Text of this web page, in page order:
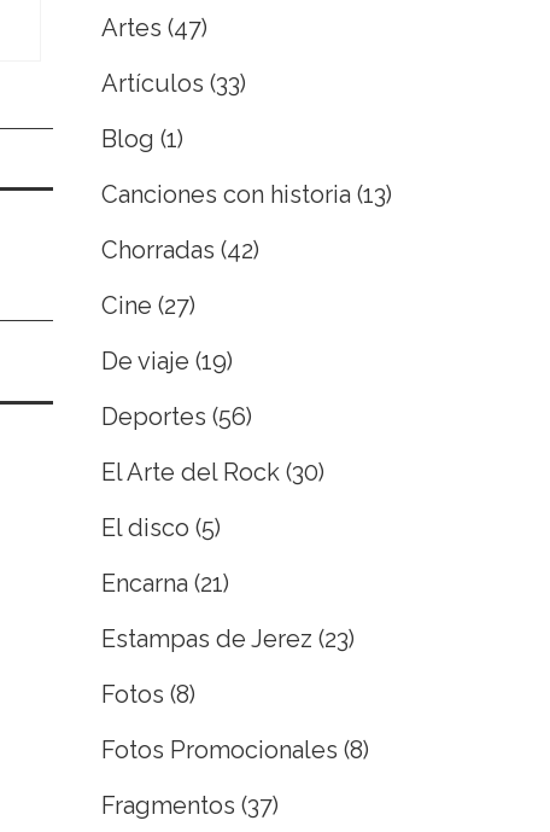
Artes (47)
Artículos (33)
Blog (1)
Canciones con historia (13)
Chorradas (42)
Cine (27)
De viaje (19)
Deportes (56)
El Arte del Rock (30)
El disco (5)
Encarna (21)
Estampas de Jerez (23)
Fotos (8)
Fotos Promocionales (8)
Fragmentos (37)